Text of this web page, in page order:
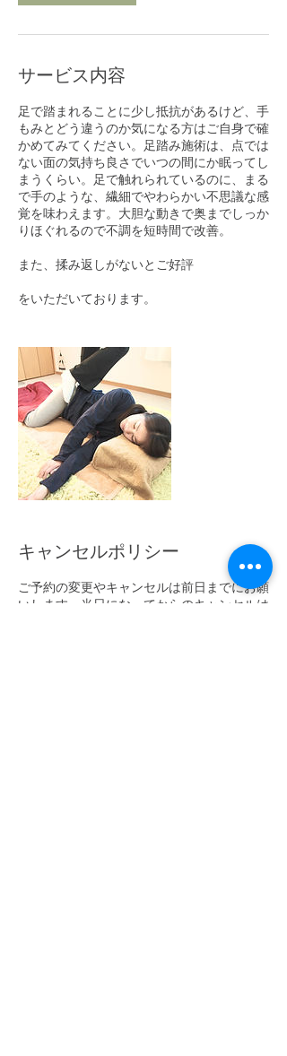
サービス内容
足で踏まれることに少し抵抗があるけど、手
もみとどう違うのか気になる方はご自身で確
かめてみてください。足踏み施術は、点では
ない面の気持ち良さでいつの間にか眠ってし
まうくらい。足で触れられているのに、まる
で手のような、繊細でやわらかい不思議な感
覚を味わえます。大胆な動きで奥までしっか
りほぐれるので不調を短時間で改善。
また、揉み返しがないとご好評
をいただいております。
キャンセルポリシー
ご予約の変更やキャンセルは前日までにお願
いします。当日になってからのキャンセルは